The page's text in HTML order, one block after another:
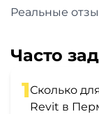
Реальные
Часто
1Сколько
Revit в